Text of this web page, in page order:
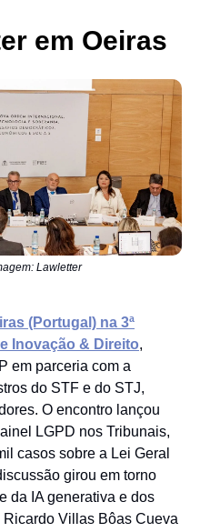
em Oeiras
Lawletter
(Portugal) na 3ª
Inovação & Direito,
em parceria com a
do STF e do STJ,
O encontro lançou
LGPD nos Tribunais,
casos sobre a Lei Geral
girou em torno
da IA generativa e dos
Villas Bôas Cueva